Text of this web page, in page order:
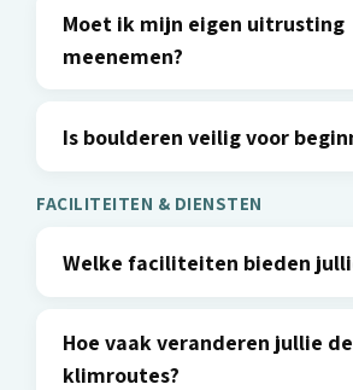
Moet ik mijn eigen uitrusting
meenemen?
Is boulderen veilig voor
FACILITEITEN & DIENSTEN
Welke faciliteiten bieden
Hoe vaak veranderen jullie de
klimroutes?